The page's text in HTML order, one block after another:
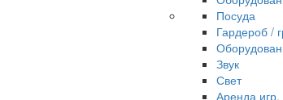
Посуда
Гардероб /
Звук
Свет
Аренда игр,